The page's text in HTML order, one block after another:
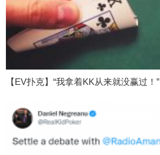
【EV扑克】“我拿着KK从来就没赢过！”